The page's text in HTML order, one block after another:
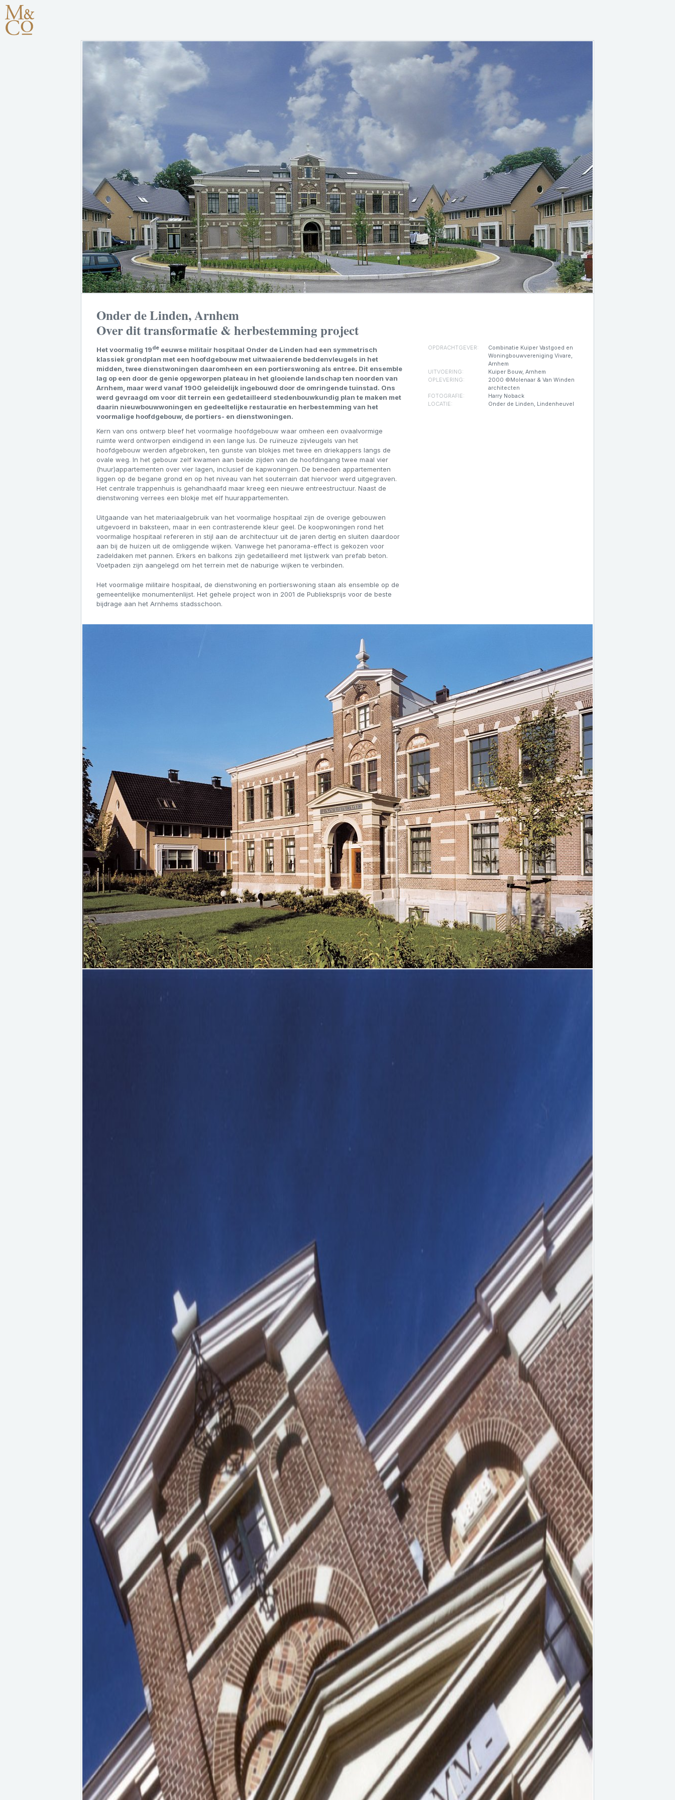
Onder de Linden, Arnhem
Over dit transformatie & herbestemming project
Het voormalig 19de eeuwse militair hospitaal Onder de Linden had een symmetrisch
klassiek grondplan met een hoofdgebouw met uitwaaierende beddenvleugels in het
midden, twee dienstwoningen daaromheen en een portierswoning als entree. Dit ensemble
lag op een door de genie opgeworpen plateau in het glooiende landschap ten noorden van
Arnhem, maar werd vanaf 1900 geleidelijk ingebouwd door de omringende tuinstad. Ons
werd gevraagd om voor dit terrein een gedetailleerd stedenbouwkundig plan te maken met
daarin nieuwbouwwoningen en gedeeltelijke restauratie en herbestemming van het
voormalige hoofdgebouw, de portiers- en dienstwoningen.
Kern van ons ontwerp bleef het voormalige hoofdgebouw waar omheen een ovaalvormige
ruimte werd ontworpen eindigend in een lange lus. De ruïneuze zijvleugels van het
hoofdgebouw werden afgebroken, ten gunste van blokjes met twee en driekappers langs de
ovale weg. In het gebouw zelf kwamen aan beide zijden van de hoofdingang twee maal vier
(huur)appartementen over vier lagen, inclusief de kapwoningen. De beneden appartementen
liggen op de begane grond en op het niveau van het souterrain dat hiervoor werd uitgegraven.
Het centrale trappenhuis is gehandhaafd maar kreeg een nieuwe entreestructuur. Naast de
dienstwoning verrees een blokje met elf huurappartementen.
Uitgaande van het materiaalgebruik van het voormalige hospitaal zijn de overige gebouwen
uitgevoerd in baksteen, maar in een contrasterende kleur geel. De koopwoningen rond het
voormalige hospitaal refereren in stijl aan de architectuur uit de jaren dertig en sluiten daardoor
aan bij de huizen uit de omliggende wijken. Vanwege het panorama-effect is gekozen voor
zadeldaken met pannen. Erkers en balkons zijn gedetailleerd met lijstwerk van prefab beton.
Voetpaden zijn aangelegd om het terrein met de naburige wijken te verbinden.
Het voormalige militaire hospitaal, de dienstwoning en portierswoning staan als ensemble op de
gemeentelijke monumentenlijst. Het gehele project won in 2001 de Publieksprijs voor de beste
bijdrage aan het Arnhems stadsschoon.
OPDRACHTGEVER:
Combinatie Kuiper Vastgoed en
Woningbouwvereniging Vivare,
Arnhem
UITVOERING:
Kuiper Bouw, Arnhem
OPLEVERING:
2000 ©Molenaar & Van Winden
architecten
FOTOGRAFIE:
Harry Noback
LOCATIE:
Onder de Linden, Lindenheuvel